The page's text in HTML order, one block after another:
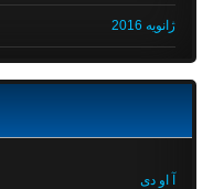
ژانویه 2016
آ او دی